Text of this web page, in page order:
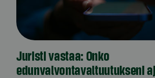
Juristi vastaa: Onko
edunvalvontavaltuutukseni